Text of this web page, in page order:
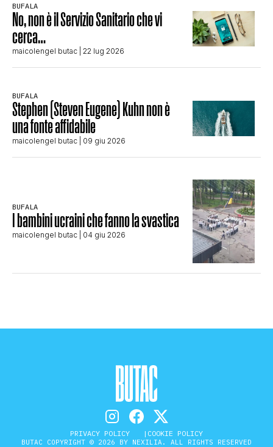
BUFALA
No, non è il Servizio Sanitario che vi
cerca…
maicolengel butac | 22 lug 2026
BUFALA
Stephen (Steven Eugene) Kuhn non è
una fonte affidabile
maicolengel butac | 09 giu 2026
BUFALA
I bambini ucraini che fanno la svastica
maicolengel butac | 04 giu 2026
PRIVACY POLICY COOKIE POLICY
BUTAC COPYRIGHT © 2026 BY NEXILIA. ALL RIGHTS RESERVED